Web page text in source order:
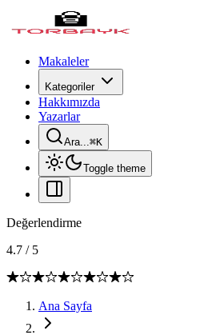
Makaleler
Kategoriler
Hakkımızda
Yazarlar
Ara...⌘K
Toggle theme
Değerlendirme
4.7 / 5
Ana Sayfa